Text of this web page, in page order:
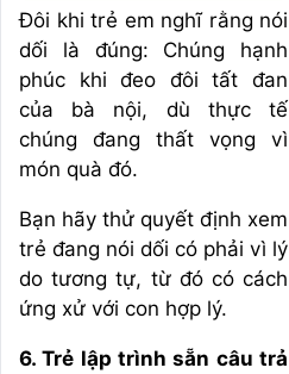
Đôi khi trẻ em nghĩ rằng nói
dối là đúng: Chúng hạnh
phúc khi đeo đôi tất đan
của bà nội, dù thực tế
chúng đang thất vọng vì
món quà đó.
Bạn hãy thử quyết định xem
trẻ đang nói dối có phải vì lý
do tương tự, từ đó có cách
ứng xử với con hợp lý.
6. Trẻ lập trình sẵn câu trả